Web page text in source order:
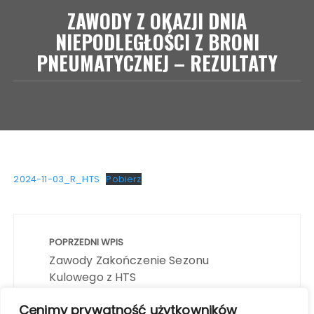
Cenimy prywatność użytkowników
ZAWODY Z OKAZJI DNIA
NIEPODLEGŁOŚCI Z BRONI
PNEUMATYCZNEJ – REZULTATY
2024-11-03_R_HTS Pobierz
wpisuPOPRZEDNI WPIS
Zawody Zakończenie Sezonu
Kulowego z HTS